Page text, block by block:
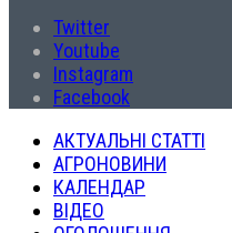
Twitter
Youtube
Instagram
Facebook
АКТУАЛЬНІ СТАТТІ
АГРОНОВИНИ
КАЛЕНДАР
ВІДЕО